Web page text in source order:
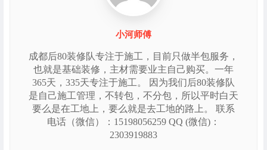
小河师傅
成都后80装修队专注于施工，目前只做半包服务，
也就是基础装修，主材需要业主自己购买。一年
365天，335天专注于施工。 因为我们后80装修队
是自己施工管理，不转包，不分包，所以平时白天
要么是在工地上，要么就是去工地的路上。 联系
电话（微信）：15198056259 QQ (微信)：
2303919883